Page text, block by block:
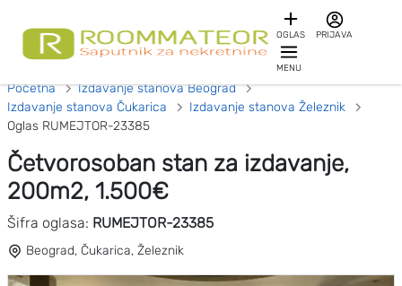
OGLAS PRIJAVA
MENU
Početna
Izdavanje stanova Beograd
Izdavanje stanova Čukarica
Izdavanje stanova Železnik
Oglas RUMEJTOR-23385
Četvorosoban stan za izdavanje,
200m2, 1.500€
Šifra oglasa: RUMEJTOR-23385
Beograd, Čukarica, Železnik